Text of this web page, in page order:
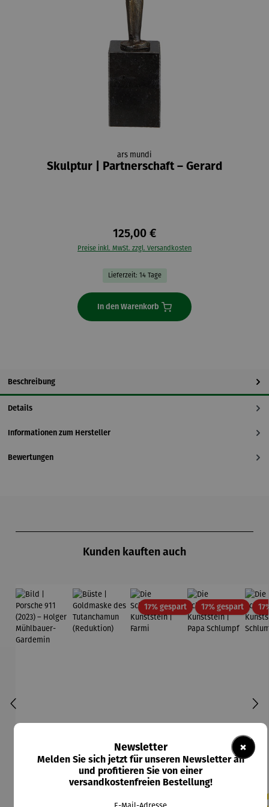
ars mundi
Skulptur | Partnerschaft – Gerard
125,00 €
Preise inkl. MwSt. zzgl. Versandkosten
Lieferzeit: 14 Tage
In den Warenkorb
Beschreibung
Details
Informationen zum Hersteller
Bewertungen
Kunden kauften auch
17% gespartRabatt17% gespartRabatt
×
Newsletter
Melden Sie sich jetzt für unseren Newsletter an
und profitieren Sie von einer
versandkostenfreien Bestellung!